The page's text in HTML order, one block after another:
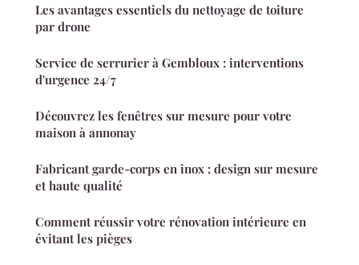
Les avantages essentiels du nettoyage de toiture
par drone
Service de serrurier à Gembloux : interventions
d'urgence 24/7
Découvrez les fenêtres sur mesure pour votre
maison à annonay
Fabricant garde-corps en inox : design sur mesure
et haute qualité
Comment réussir votre rénovation intérieure en
évitant les pièges